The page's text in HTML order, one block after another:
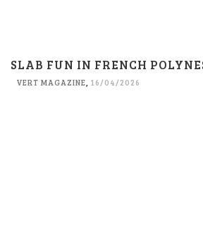
SLAB FUN IN FRENCH
VERT MAGAZINE, 16/04/2026